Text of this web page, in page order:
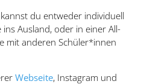
du entweder individuell
Ausland, oder in einer All-
mit anderen Schüler*innen
Webseite, Instagram und